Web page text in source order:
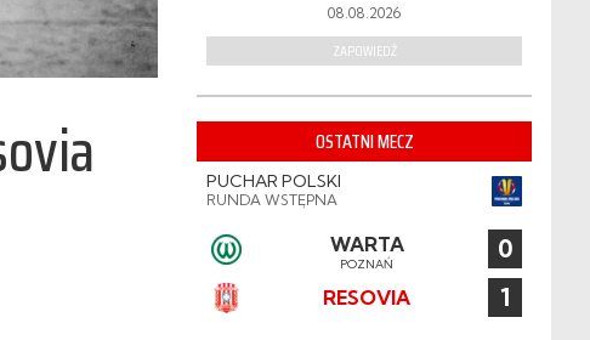
08.08.2026
ZAPOWIEDŹ
OSTATNI MECZ
PUCHAR POLSKI
RUNDA WSTĘPNA
WARTA
POZNAŃ 0
RESOVIA 1